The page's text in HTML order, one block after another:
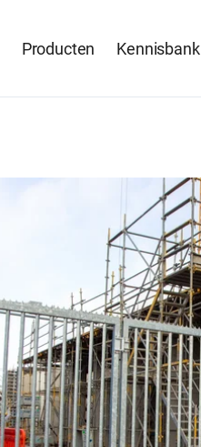
Producten Kennisbank